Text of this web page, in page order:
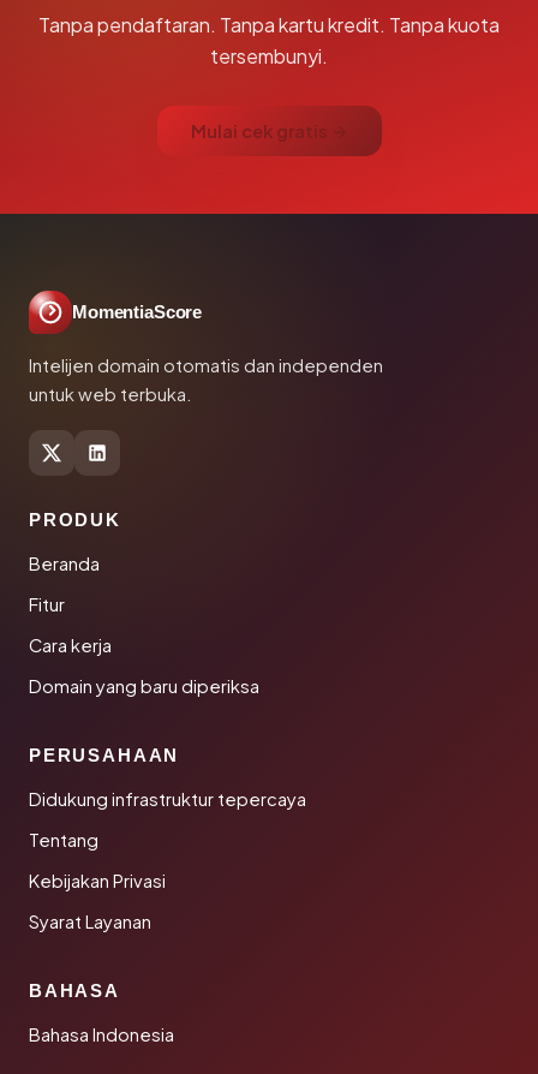
Tanpa pendaftaran. Tanpa kartu kredit. Tanpa kuota
tersembunyi.
Mulai cek gratis →
MomentiaScore
Intelijen domain otomatis dan independen
untuk web terbuka.
PRODUK
Beranda
Fitur
Cara kerja
Domain yang baru diperiksa
PERUSAHAAN
Didukung infrastruktur tepercaya
Tentang
Kebijakan Privasi
Syarat Layanan
BAHASA
Bahasa Indonesia